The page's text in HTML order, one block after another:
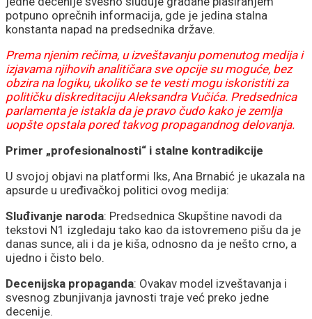
potpuno oprečnih informacija, gde je jedina stalna
konstanta napad na predsednika države.
Prema njenim rečima, u izveštavanju pomenutog medija i
izjavama njihovih analitičara sve opcije su moguće, bez
obzira na logiku, ukoliko se te vesti mogu iskoristiti za
političku diskreditaciju Aleksandra Vučića. Predsednica
parlamenta je istakla da je pravo čudo kako je zemlja
uopšte opstala pored takvog propagandnog delovanja.
Primer „profesionalnosti“ i stalne kontradikcije
U svojoj objavi na platformi Iks, Ana Brnabić je ukazala na
apsurde u uređivačkoj politici ovog medija:
Sluđivanje naroda: Predsednica Skupštine navodi da
tekstovi N1 izgledaju tako kao da istovremeno pišu da je
danas sunce, ali i da je kiša, odnosno da je nešto crno, a
ujedno i čisto belo.
Decenijska propaganda: Ovakav model izveštavanja i
svesnog zbunjivanja javnosti traje već preko jedne
decenije.